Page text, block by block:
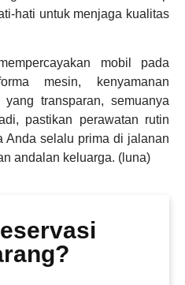
hati untuk menjaga kualitas
mobil pada
mesin, kenyamanan
transparan, semuanya
pastikan perawatan rutin
Anda selalu prima di jalanan
andalan keluarga. (luna)